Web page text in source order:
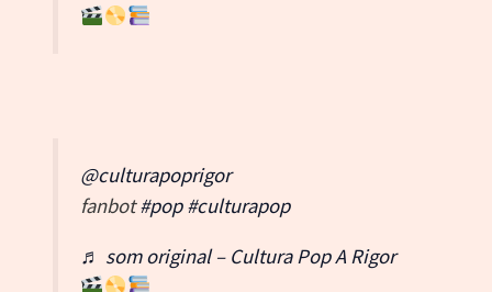
@culturapoprigor
fanbot#pop #culturapop
♬ som original – Cultura Pop A Rigor